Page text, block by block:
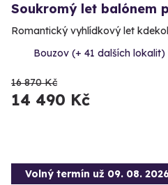
Soukromý let balónem
Romantický vyhlídkový let
Bouzov (+ 41 dalších lokalit)
16 870 Kč
14 490 Kč
Volný termín už 09. 08.